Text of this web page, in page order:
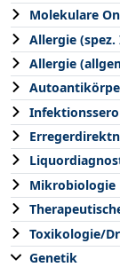
Molekulare
Allergie (spez.
Allergie
Mikrobiologie
Toxikologie/
Genetik